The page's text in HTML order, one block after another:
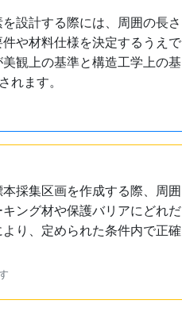
設計する際には、周囲の長さ
や材料仕様を決定するうえで
観上の基準と構造工学上の基
れます。
採集区画を作成する際、周囲
ング材や保護バリアにどれだ
り、定められた条件内で正確